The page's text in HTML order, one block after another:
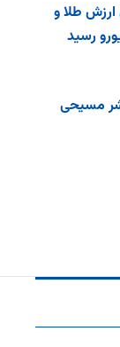
ارزش طلا و
مسیحی